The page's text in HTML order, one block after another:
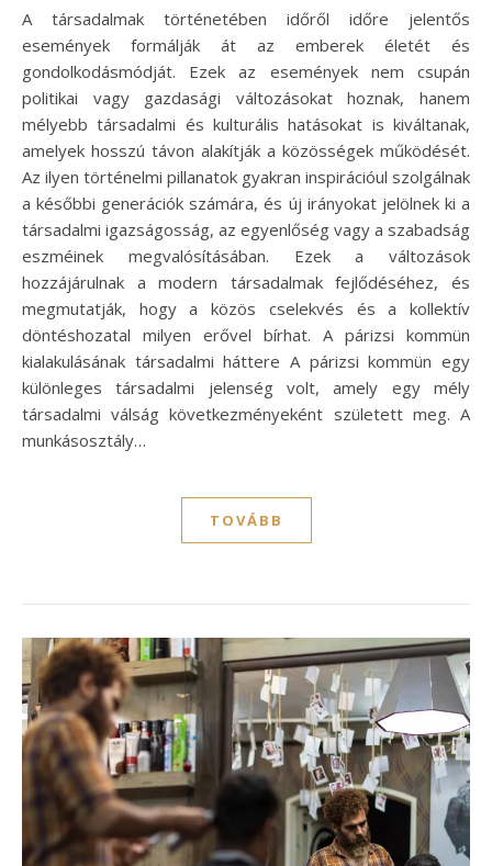
A társadalmak történetében időről időre jelentős
események formálják át az emberek életét és
gondolkodásmódját. Ezek az események nem csupán
politikai vagy gazdasági változásokat hoznak, hanem
mélyebb társadalmi és kulturális hatásokat is kiváltanak,
amelyek hosszú távon alakítják a közösségek működését.
Az ilyen történelmi pillanatok gyakran inspirációul szolgálnak
a későbbi generációk számára, és új irányokat jelölnek ki a
társadalmi igazságosság, az egyenlőség vagy a szabadság
eszméinek megvalósításában. Ezek a változások
hozzájárulnak a modern társadalmak fejlődéséhez, és
megmutatják, hogy a közös cselekvés és a kollektív
döntéshozatal milyen erővel bírhat. A párizsi kommün
kialakulásának társadalmi háttere A párizsi kommün egy
különleges társadalmi jelenség volt, amely egy mély
társadalmi válság következményeként született meg. A
munkásosztály…
TOVÁBB